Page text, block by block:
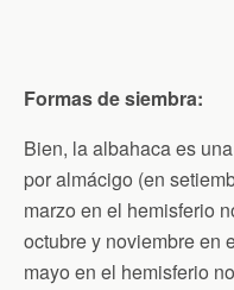
Formas de siembra:
Bien, la albahaca es
por almácigo (en
marzo en el hemisferio
octubre y noviembre en
mayo en el hemisferio